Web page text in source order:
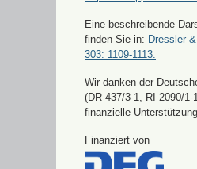
Eine beschreibende
finden Sie in: Dressler
303: 1109-1113.
Wir danken der
(DR 437/3-1, RI 2090/
finanzielle
Finanziert von